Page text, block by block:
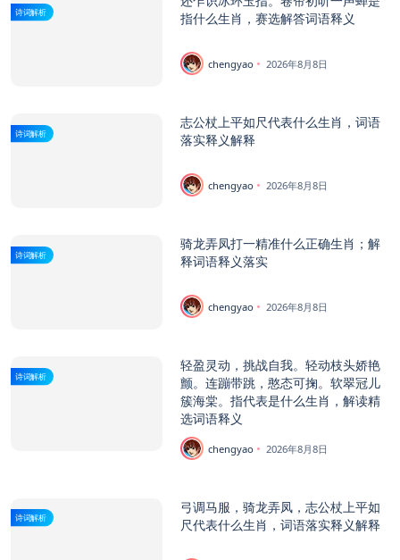
诗词解析
指什么生肖，赛选解答词语释义
chengyao 2026年8月8日
诗词解析
志公杖上平如尺代表什么生肖，词语
落实释义解释
chengyao 2026年8月8日
诗词解析
骑龙弄凤打一精准什么正确生肖；解
释词语释义落实
chengyao 2026年8月8日
诗词解析
轻盈灵动，挑战自我。轻动枝头娇艳
颤。连蹦带跳，憨态可掬。软翠冠儿
簇海棠。指代表是什么生肖，解读精
选词语释义
chengyao 2026年8月8日
诗词解析
弓调马服，骑龙弄凤，志公杖上平如
尺代表什么生肖，词语落实释义解释